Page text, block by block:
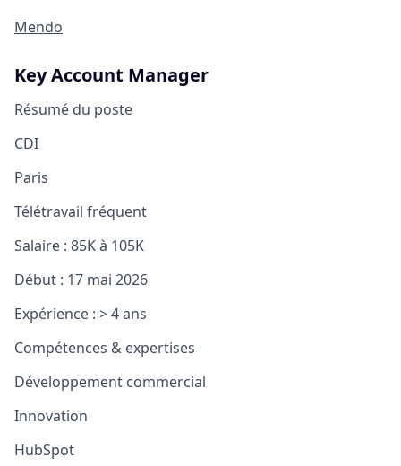
Mendo
Key Account Manager
Résumé du poste
CDI
Paris
Télétravail fréquent
Salaire : 85K à 105K
Début : 17 mai 2026
Expérience : > 4 ans
Compétences & expertises
Développement commercial
Innovation
HubSpot